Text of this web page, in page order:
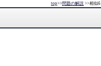
top>>問題の解説 >>相似6